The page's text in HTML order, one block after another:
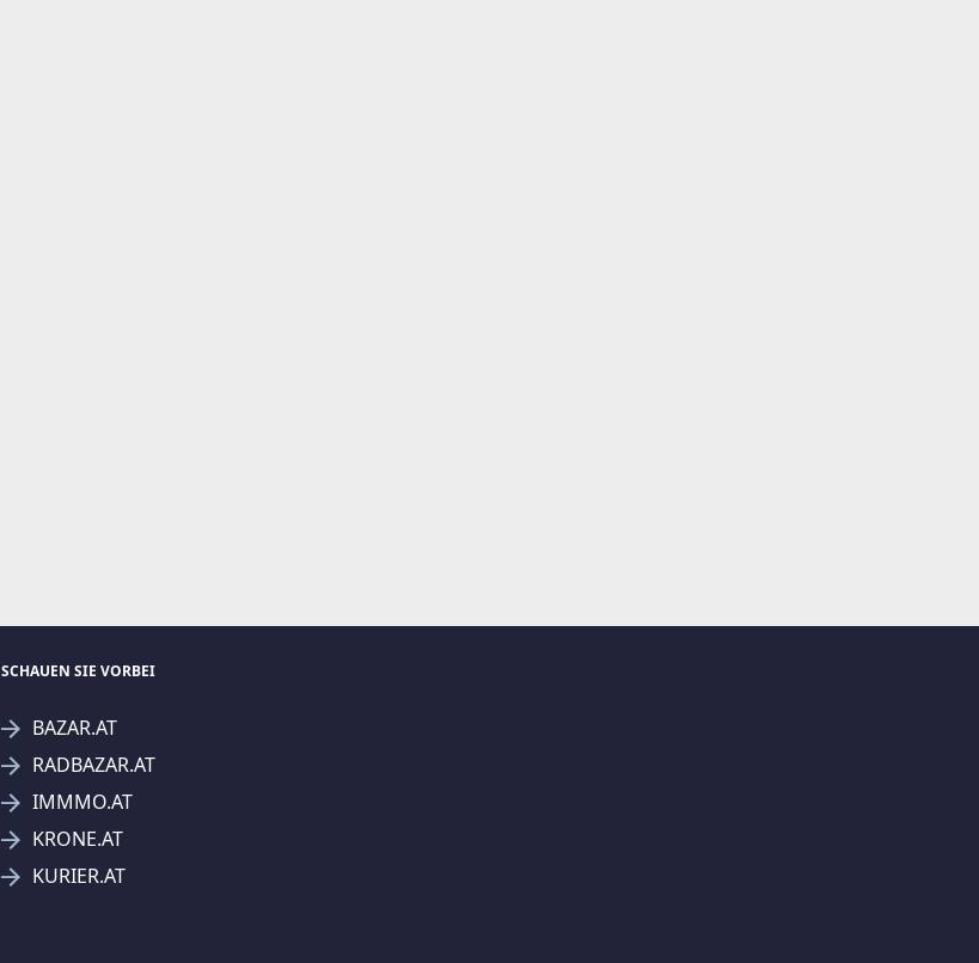
SCHAUEN SIE VORBEI
BAZAR.AT
RADBAZAR.AT
IMMMO.AT
KRONE.AT
KURIER.AT